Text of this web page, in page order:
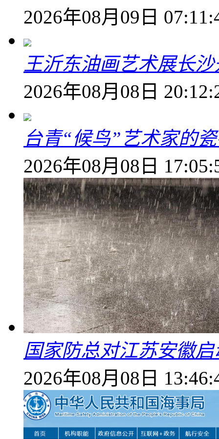
2026年08月09日
王沂东油画艺术展长
2026年08月08日
台青“候鸟”艺术家的
2026年08月08日
国家防总对江苏安徽
2026年08月08日